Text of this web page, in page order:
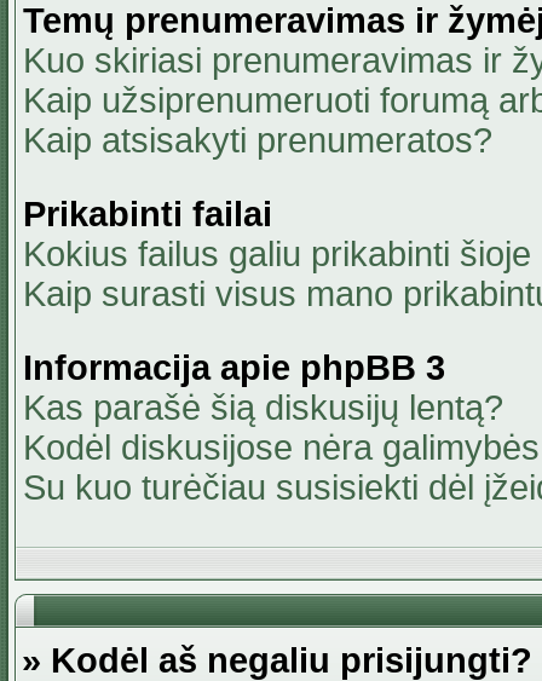
Temų prenumeravimas ir
Kuo skiriasi prenumeravimas ir
Kaip užsiprenumeruoti forumą
Kaip atsisakyti prenumeratos?
Prikabinti failai
Kokius failus galiu prikabinti
Kaip surasti visus mano
Informacija apie phpBB 3
Kas parašė šią diskusijų lentą?
Kodėl diskusijose nėra
Su kuo turėčiau susisiekti dėl
» Kodėl aš negaliu prisijungti?